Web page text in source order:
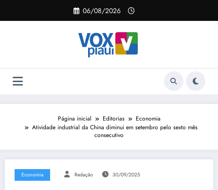
o
06/08/2026
Página inicial Editorias
Economia
Atividade industrial da China diminui em setembro pelo sexto mês
consecutivo
Economia Redação 30/09/2025